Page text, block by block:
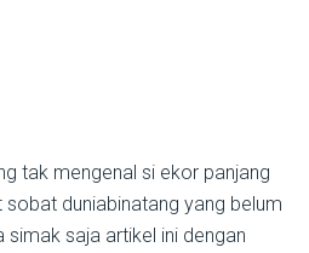
tak mengenal si ekor panjang
sobat duniabinatang yang belum
simak saja artikel ini dengan